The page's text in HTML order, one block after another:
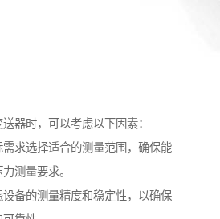
器时，可以考虑以下因素：
求选择适合的测量范围，确保能
测量要求。
备的测量精度和稳定性，以确保